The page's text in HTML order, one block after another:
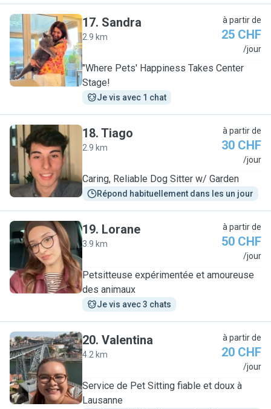
S
17. Sandra
2.9 km
à partir de
25 CHF
/jour
"Where Pets' Happiness Takes Center
Stage!
Je vis avec 1 chat
T
18. Tiago
2.9 km
à partir de
30 CHF
/jour
Caring, Reliable Dog Sitter w/ Garden
Répond habituellement dans les un jour
L
19. Lorane
3.9 km
à partir de
50 CHF
/jour
Petsitteuse expérimentée et amoureuse
des animaux
Je vis avec 3 chats
V
20. Valentina
4.2 km
à partir de
20 CHF
/jour
Service de Pet Sitting fiable et doux à
Lausanne